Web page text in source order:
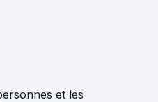
et les